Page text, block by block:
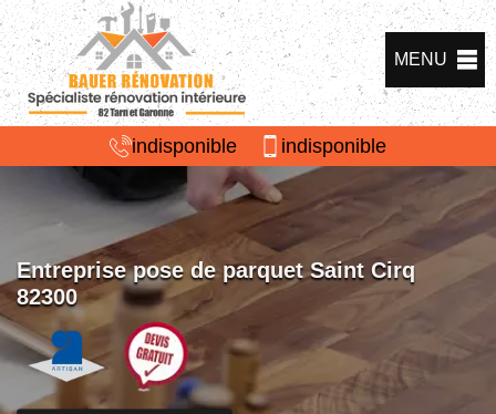
MENU
indisponible indisponible
Entreprise pose de parquet Saint Cirq
82300